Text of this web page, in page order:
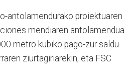
antolamendurako proiektuaren
mendiaren antolamendua
metro kubiko pago-zur saldu
ziurtagiriarekin, eta FSC